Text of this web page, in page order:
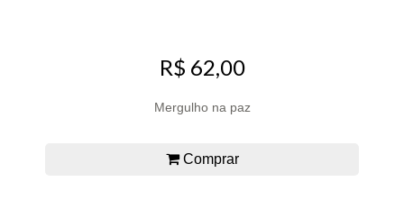
R$ 62,00
Mergulho na paz
Comprar